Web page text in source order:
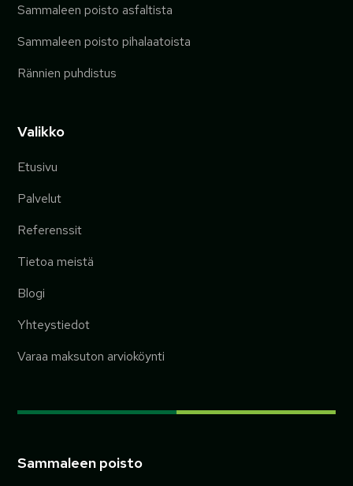
Sammaleen poisto asfaltista
Sammaleen poisto pihalaatoista
Rännien puhdistus
Valikko
Etusivu
Palvelut
Referenssit
Tietoa meistä
Blogi
Yhteystiedot
Varaa maksuton arvioköynti
Sammaleen poisto